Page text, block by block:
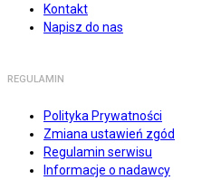
Kontakt
Napisz do nas
REGULAMIN
Polityka Prywatności
Zmiana ustawień zgód
Regulamin serwisu
Informacje o nadawcy